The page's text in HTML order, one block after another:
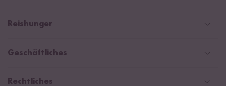
Niederlande
Help Center & FAQ
Zahlarten
Kontaktformular
Reishunger
Newsletter
Magazin & News
Geschäftliches
Social Media Kooperationen
Rechtliches